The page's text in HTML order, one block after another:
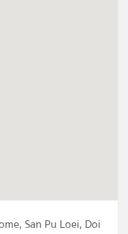
San Pu Loei, Doi